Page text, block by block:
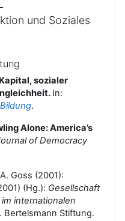
und Soziales
sozialer
In:
.
Alone: America’s
of Democracy
Goss (2001):
(Hg.): Gesellschaft
internationalen
Bertelsmann Stiftung.